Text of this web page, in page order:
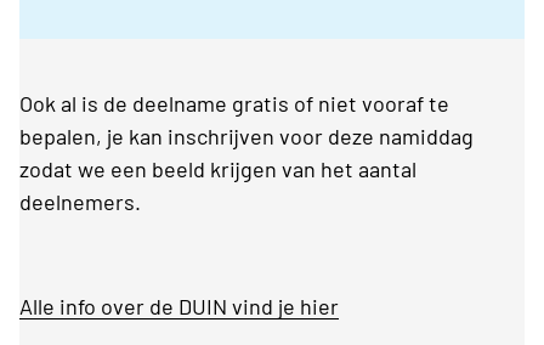
Ook al is de deelname gratis of niet vooraf te
bepalen, je kan inschrijven voor deze namiddag
zodat we een beeld krijgen van het aantal
deelnemers.
Alle info over de DUIN vind je hier